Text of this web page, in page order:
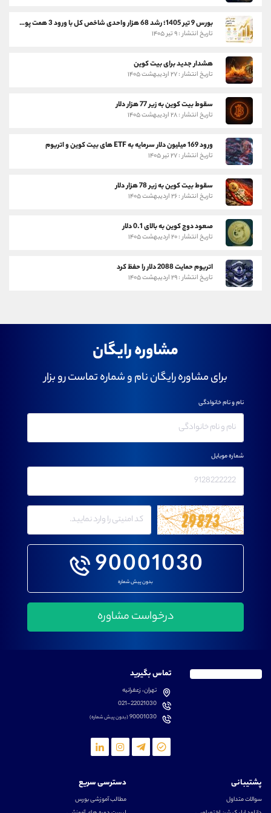
بورس 9 تیر 1405؛ رشد 68 هزار واحدی شاخص کل با ورود 3 همت پول حقیقی
تاریخ انتشار : ۹ تیر ۱۴۰۵
هشدار جدید برای بیت کوین
تاریخ انتشار : ۲۷ اردیبهشت ۱۴۰۵
سقوط بیت کوین به زیر 77 هزار دلار
تاریخ انتشار : ۲۸ اردیبهشت ۱۴۰۵
ورود 169 میلیون دلار سرمایه به ETF های بیت کوین و اتریوم
تاریخ انتشار : ۲۷ تیر ۱۴۰۵
سقوط بیت کوین به زیر 78 هزار دلار
تاریخ انتشار : ۲۶ اردیبهشت ۱۴۰۵
صعود دوج کوین به بالای 0.1 دلار
تاریخ انتشار : ۲۰ اردیبهشت ۱۴۰۵
اتریوم حمایت 2088 دلار را حفظ کرد
تاریخ انتشار : ۲۹ اردیبهشت ۱۴۰۵
مشاوره رایگان
برای مشاوره رایگان نام و شماره تماست رو بزار
90001030
بدون پیش شماره
نام و نام خانوادگی
شماره موبایل
تماس بگیرید
تهران، زعفرانیه
021-22021030
90001030(بدون پیش شماره)
پشتیبانی
سوالات متداول
دسترسی سریع
مطالب آموزشی بورس